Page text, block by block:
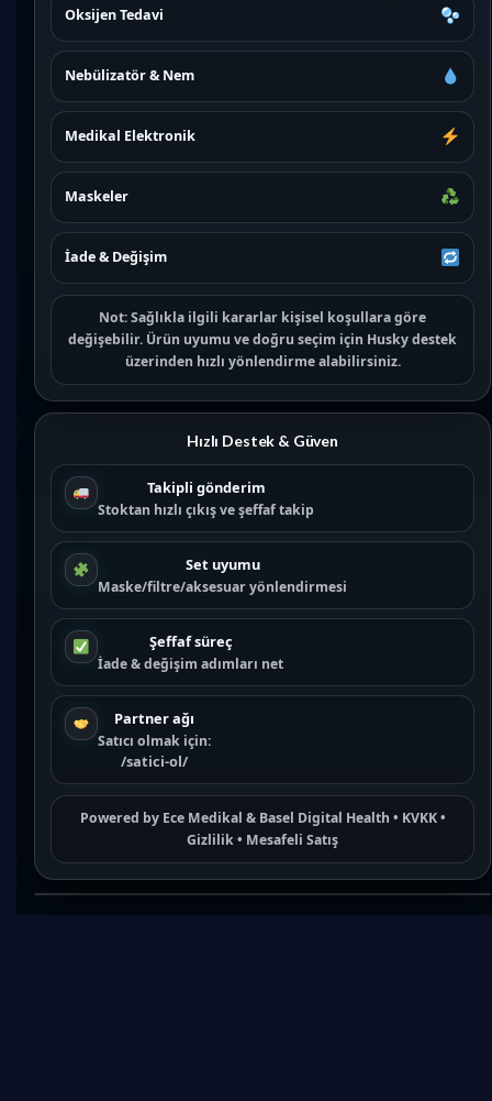
Oksijen Tedavi
Nebülizatör & Nem
Medikal Elektronik
Maskeler
İade & Değişim
Not:Sağlıkla ilgili kararlar kişisel koşullara göre
değişebilir. Ürün uyumu ve doğru seçim için Husky destek
üzerinden hızlı yönlendirme alabilirsiniz.
Hızlı Destek & Güven
Takipli gönderim
Stoktan hızlı çıkış ve şeffaf takip
Set uyumu
Maske/filtre/aksesuar yönlendirmesi
Şeffaf süreç
İade & değişim adımları net
Partner ağı
Satıcı olmak için:
/satici-ol/
Powered by Ece Medikal & Basel Digital Health • KVKK•
Gizlilik• Mesafeli Satış